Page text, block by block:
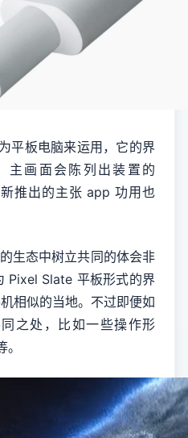
平板电脑来运用，它的界
主画面会陈列出装置的
推出的主张 app 功用也
生态中树立共同的体会非
Pixel Slate 平板形式的界
相似的当地。不过即便如
之处，比如一些操作形